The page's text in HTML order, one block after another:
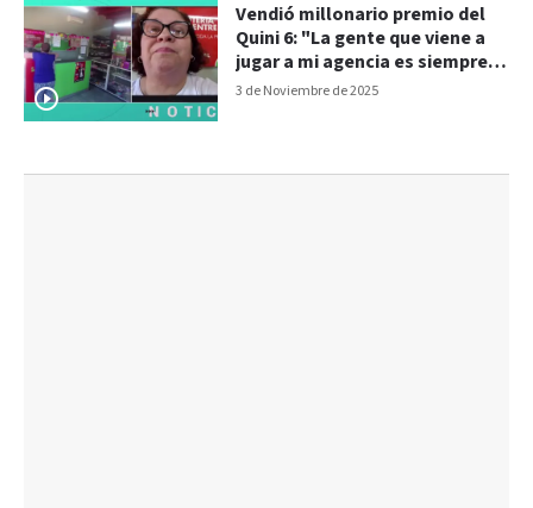
3 de Noviembre de 2025
Vendió millonario premio del
Quini 6: "La gente que viene a
jugar a mi agencia es siempre el
laburante"